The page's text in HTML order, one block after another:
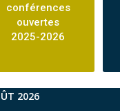
conférences
ouvertes
2025-2026
2026